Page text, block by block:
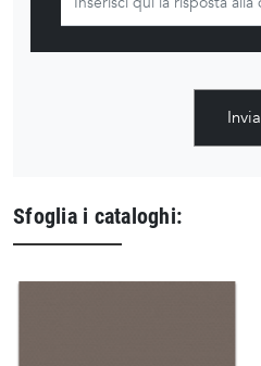
Invia
Sfoglia i cataloghi: